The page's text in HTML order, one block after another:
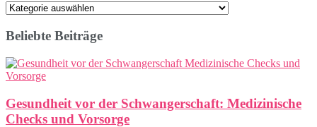
Kategorien
Beliebte Beiträge
Gesundheit vor der Schwangerschaft: Medizinische
Checks und Vorsorge